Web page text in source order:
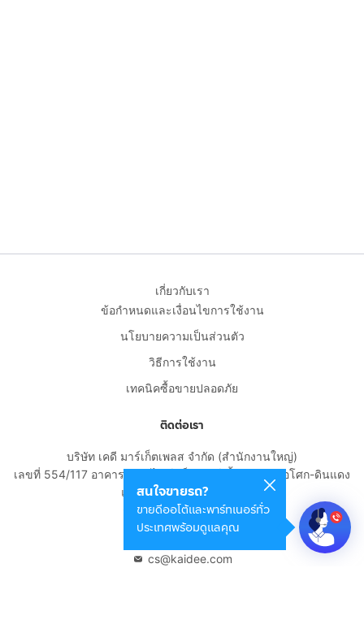
สนใจขายรถ?
ขายดีออโต้และพาร์ทเนอร์ทั่ว
ประเทศพร้อมดูแลคุณ
เกี่ยวกับเรา
ข้อกำหนดและเงื่อนไขการใช้งาน
นโยบายความเป็นส่วนตัว
วิธีการใช้งาน
เทคนิคซื้อขายปลอดภัย
ติดต่อเรา
บริษัท เคดี มาร์เก็ตเพลส จำกัด (สำนักงานใหญ่)
เลขที่ 554/117 อาคารสกายไนน์ เซ็นเตอร์ ชั้น 22 ถนนอโศก-ดินแดง
แขวงดินแดง เขตดินแดง
กรุงเทพมหานคร 10400
cs@kaidee.com